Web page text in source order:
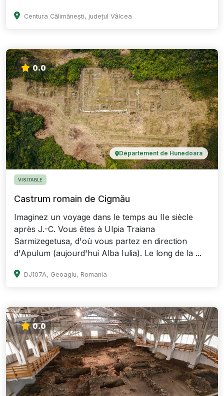
Centura Călimănești, județul Vâlcea
0.0
Département de Hunedoara
VISITABLE
Castrum romain de Cigmău
Imaginez un voyage dans le temps au IIe siècle
après J.-C. Vous êtes à Ulpia Traiana
Sarmizegetusa, d'où vous partez en direction
d'Apulum (aujourd'hui Alba Iulia). Le long de la ...
DJ107A, Geoagiu, Romania
0.0